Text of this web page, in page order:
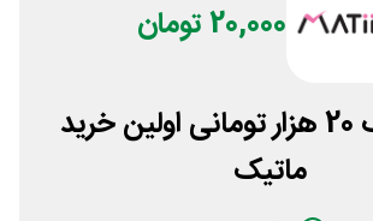
20,000 تومان
کد تخفیف 20 هزار تومانی اولین خرید
ماتیک